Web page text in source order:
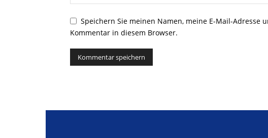
Speichern Sie meinen Namen, meine E-Mail-Adresse
Kommentar in diesem Browser.